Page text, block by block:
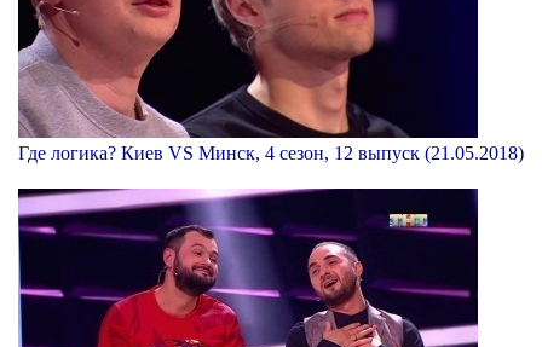
Где логика? Киев VS Минск, 4 сезон, 12 выпуск (21.05.2018)